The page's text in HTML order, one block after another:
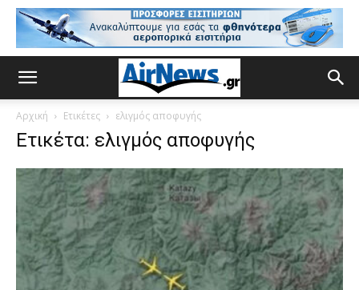
Αρχική Ετικέτες ελιγμός αποφυγής
Ετικέτα: ελιγμός αποφυγής